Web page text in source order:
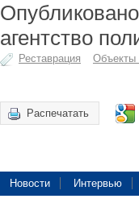
агентство
Реставрация Объекты
Распечатать
Новости Интервью